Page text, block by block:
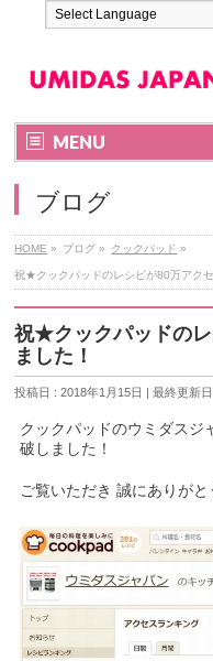
MENU
ブログ
HOME » ブログ » クックパッド »
祝★クックパッドのレシピが80万アク
祝★クックパッドの
ました！
投稿日 : 2018年1月15日 最終更新
クックパッドのウミダスジ
破しました！
ご覧いただき 誠にありがと